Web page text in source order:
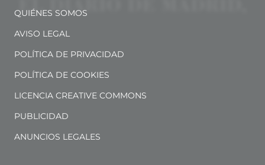
QUIÉNES SOMOS
AVISO LEGAL
POLÍTICA DE PRIVACIDAD
POLÍTICA DE COOKIES
LICENCIA CREATIVE COMMONS
PUBLICIDAD
ANUNCIOS LEGALES